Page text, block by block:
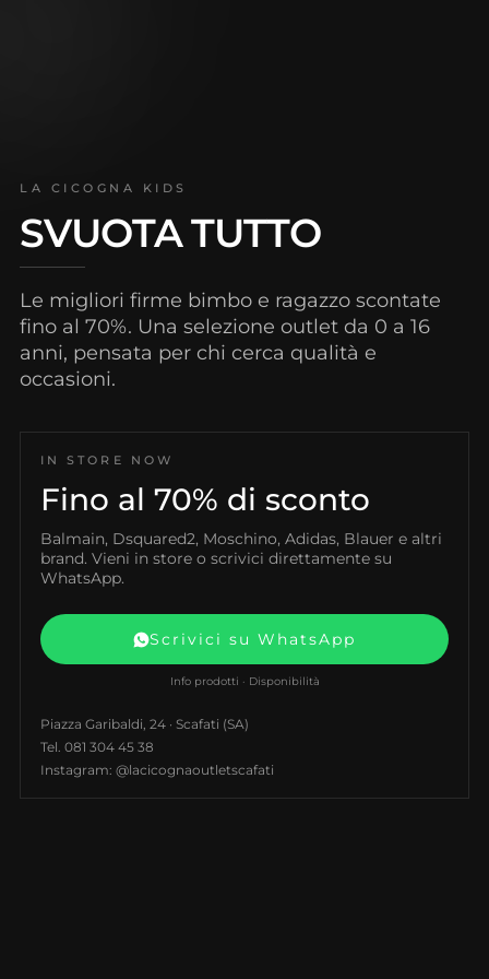
LA CICOGNA KIDS
SVUOTA TUTTO
Le migliori firme bimbo e ragazzo scontate
fino al 70%. Una selezione outlet da 0 a 16
anni, pensata per chi cerca qualità e
occasioni.
IN STORE NOW
Fino al 70% di sconto
Balmain, Dsquared2, Moschino, Adidas, Blauer e altri
brand. Vieni in store o scrivici direttamente su
WhatsApp.
Scrivici su WhatsApp
Info prodotti · Disponibilità
Piazza Garibaldi, 24 · Scafati (SA)
Tel. 081 304 45 38
Instagram: @lacicognaoutletscafati